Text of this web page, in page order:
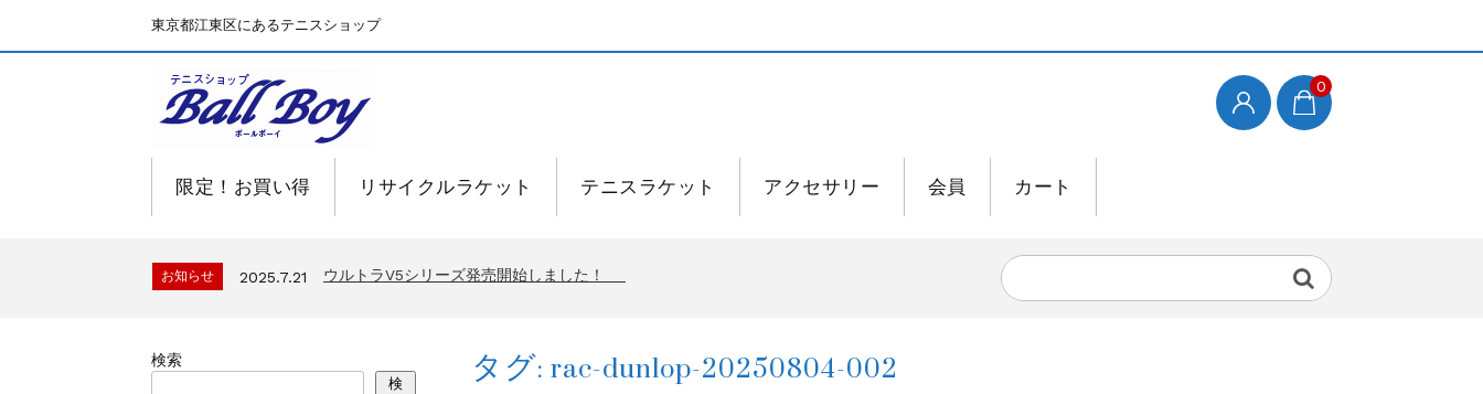
東京都江東区にあるテニスショップ
0
限定！お買い得 リサイクルラケット テニスラケット アクセサリー 会員 カート
お知らせ 2025.7.21 ウルトラV5シリーズ発売開始しました！
お知らせ タグ:rac-dunlop-20250804-002
検索
検